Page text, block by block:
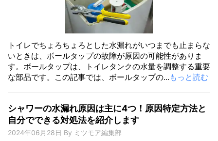
トイレでちょろちょろとした水漏れがいつまでも止まらな
いときは、ボールタップの故障が原因の可能性がありま
す。ボールタップは、トイレタンクの水量を調整する重要
な部品です。この記事では、ボールタップの... もっと読む
シャワーの水漏れ原因は主に4つ！原因特定方法と
自分でできる対処法を紹介します
2024年06月28日 By ミツモア編集部